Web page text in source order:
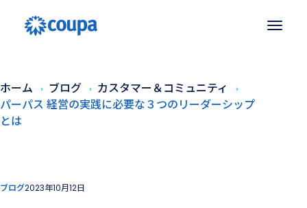
ホーム ブログ
カスタマー＆コミュニティ
パーパス 経営の実践に必要な３つのリーダーシップ
とは
ブログ2023年10月12日